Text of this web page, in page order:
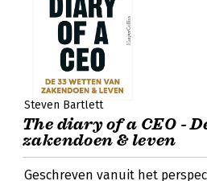
Steven Bartlett
The diary of a CEO -
zakendoen & leven
Geschreven vanuit het